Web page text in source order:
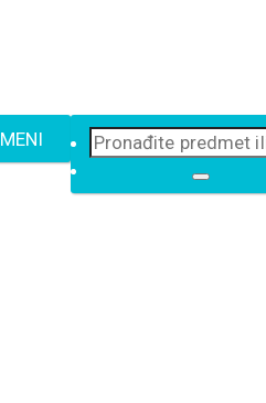
MENI